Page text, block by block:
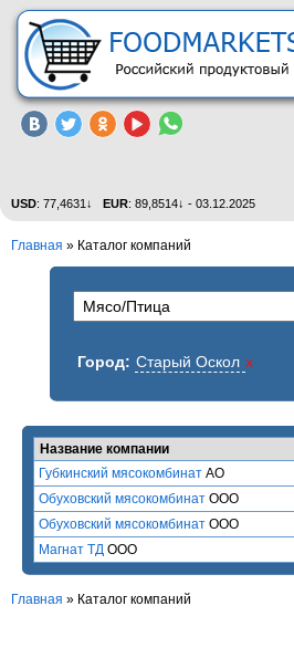
USD: 77,4631↓ EUR: 89,8514↓ - 03.12.2025
Главная » Каталог компаний
Город: Старый Оскол x
Название компании
Губкинский мясокомбинат АО
Обуховский мясокомбинат ООО
Обуховский мясокомбинат ООО
Магнат ТД ООО
Главная » Каталог компаний